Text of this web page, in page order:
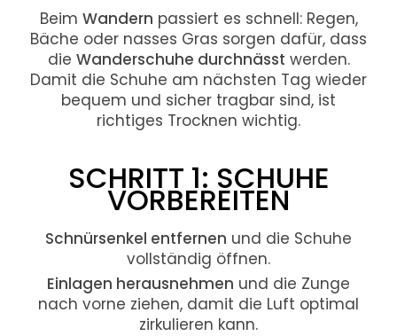
Beim Wandern passiert es schnell: Regen,
Bäche oder nasses Gras sorgen dafür, dass
die Wanderschuhe durchnässt werden.
Damit die Schuhe am nächsten Tag wieder
bequem und sicher tragbar sind, ist
richtiges Trocknen wichtig.
SCHRITT 1: SCHUHE
VORBEREITEN
Schnürsenkel entfernen und die Schuhe
vollständig öffnen.
Einlagen herausnehmen und die Zunge
nach vorne ziehen, damit die Luft optimal
zirkulieren kann.